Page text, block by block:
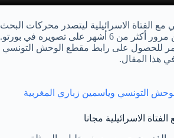
الفتاة الاسرائيلية ليتصدر محركات البحث
من جديد، على الرغم من مرور أكثر من 6 أشهر على تصويره في بورتو.
للحصول على رابط مقطع الوحش التونسي
هذا المقال.
التونسي وياسمين زباري المغربية
الاسرائيلية مجانا